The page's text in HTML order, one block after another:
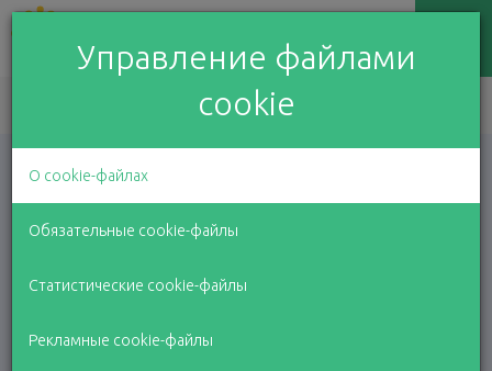
Ваши пожертвования
Управление файлами
cookie
О cookie-файлах
Обязательные cookie-файлы
Статистические cookie-файлы
Рекламные cookie-файлы